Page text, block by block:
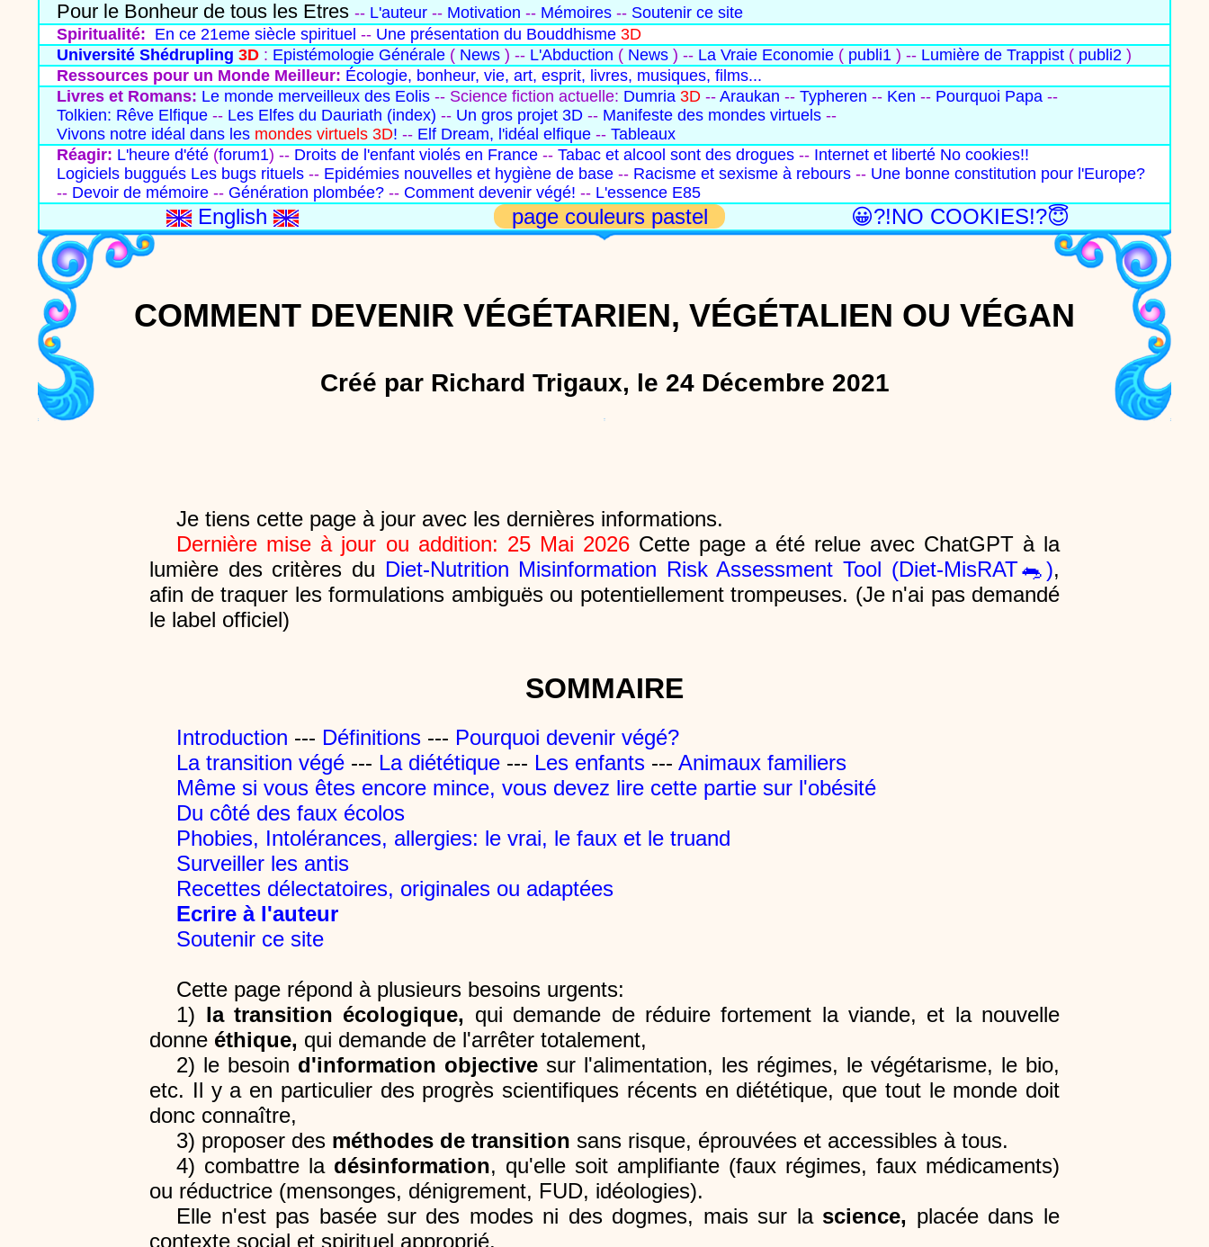
Pour le Bonheur de tous les Etres -- L'auteur-- Motivation -- Mémoires-- Soutenir ce site
Spiritualité: En ce 21eme siècle spirituel -- Une présentation du Bouddhisme 3D
Université Shédrupling 3D : Epistémologie Générale( News) -- L'Abduction ( News) -- La Vraie Economie( publi1) -- Lumière de Trappist( publi2)
Ressources pour un Monde Meilleur: Écologie, bonheur, vie, art, esprit, livres, musiques, films...
Livres et Romans: Le monde merveilleux des Eolis-- Science fiction actuelle: Dumria 3D-- Araukan -- Typheren -- Ken -- Pourquoi Papa--
Tolkien: Rêve Elfique-- Les Elfes du Dauriath (index) -- Un gros projet 3D-- Manifeste des mondes virtuels--
Vivons notre idéal dans les mondes virtuels 3D! -- Elf Dream, l'idéal elfique-- Tableaux
Réagir: L'heure d'été(forum1) -- Droits de l'enfant violés en France-- Tabac et alcool sont des drogues-- Internet et liberté No cookies!!
Logiciels buggués Les bugs rituels-- Epidémies nouvelles et hygiène de base-- Racisme et sexisme à rebours-- Une bonne constitution pour l'Europe?
-- Devoir de mémoire-- Génération plombée?-- Comment devenir végé! -- L'essence E85
English page couleurs pastel 😀?!NO COOKIES!?😇
COMMENT DEVENIR VÉGÉTARIEN, VÉGÉTALIEN OU VÉGAN
Créé par Richard Trigaux, le 24 Décembre 2021
Je tiens cette page à jour avec les dernières informations.
Dernière mise à jour ou addition: 25 Mai 2026Cette page a été relue avec ChatGPT à la
lumière des critères du Diet-Nutrition Misinformation Risk Assessment Tool (Diet-MisRAT⁠🐀),
afin de traquer les formulations ambiguës ou potentiellement trompeuses. (Je n'ai pas demandé
le label officiel)
SOMMAIRE
Introduction --- Définitions --- Pourquoi devenir végé?
La transition végé --- La diététique --- Les enfants ---Animaux familiers
Même si vous êtes encore mince, vous devez lire cette partie sur l'obésité
Du côté des faux écolos
Phobies, Intolérances, allergies: le vrai, le faux et le truand
Surveiller les antis
Recettes délectatoires, originales ou adaptées
Ecrire à l'auteur
Soutenir ce site
Cette page répond à plusieurs besoins urgents:
1) la transition écologique, qui demande de réduire fortement la viande, et la nouvelle
donne éthique, qui demande de l'arrêter totalement,
2) le besoin d'information objective sur l'alimentation, les régimes, le végétarisme, le bio,
etc. Il y a en particulier des progrès scientifiques récents en diététique, que tout le monde doit
donc connaître,
3) proposer des méthodes de transition sans risque, éprouvées et accessibles à tous.
4) combattre la désinformation, qu'elle soit amplifiante (faux régimes, faux médicaments)
ou réductrice (mensonges, dénigrement, FUD, idéologies).
Elle n'est pas basée sur des modes ni des dogmes, mais sur la science, placée dans le
contexte social et spirituel approprié.